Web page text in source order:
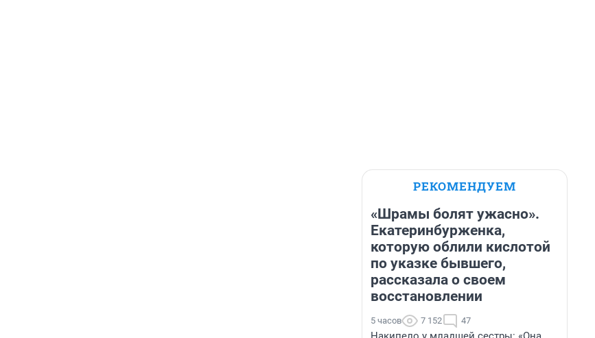
РЕКОМЕНДУЕМ
«Шрамы болят ужасно».
Екатеринбурженка,
которую облили кислотой
по указке бывшего,
рассказала о своем
восстановлении
5 часов 7 152 47